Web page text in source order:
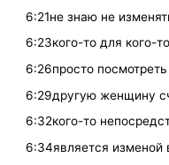
6:21не знаю не
6:23кого-то для кого-
6:26просто
6:29другую женщину
6:32кого-то
6:34является изменой